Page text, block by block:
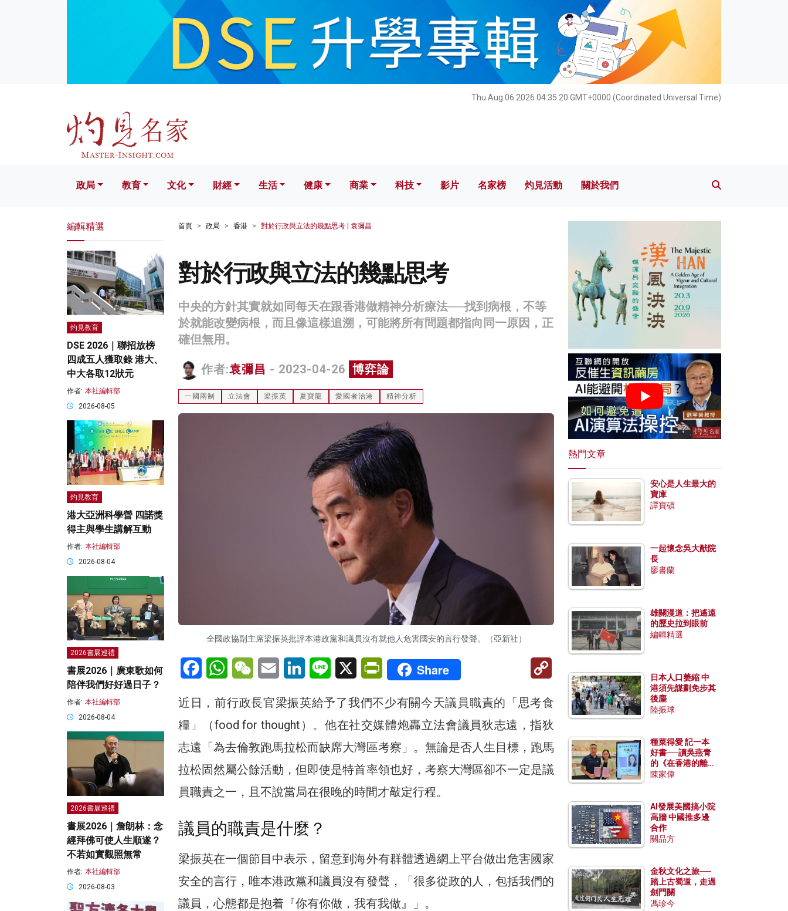
Thu Aug 06 2026 04:35:22 GMT+0000 (Coordinated Universal Time)
文化 財經 生活 健康 科技 影片 名家榜 灼見活動 關於我們
政局 教育 文化 財經 生活 健康 商業 科技 影片 名家榜 灼見活動 關於我們
首頁 政局 香港 對於行政與立法的幾點思考 | 袁彌昌
對於行政與立法的幾點思考
中央的方針其實就如同每天在跟香港做精神分析療法──找到病根，不等
於就能改變病根，而且像這樣追溯，可能將所有問題都指向同一原因，正
確但無用。
作者:袁彌昌 - 2023-04-26 博弈論
一國兩制 立法會 梁振英 夏寶龍 愛國者治港 精神分析
全國政協副主席梁振英批評本港政黨和議員沒有就他人危害國安的言行發聲。（亞新社）
FacebookWhatsAppWeChatEmail LinkedInLine X PrintFriendly
Share
近日，前行政長官梁振英給予了我們不少有關今天議員職責的「思考食
糧」（food for thought）。他在社交媒體炮轟立法會議員狄志遠，指狄
志遠「為去倫敦跑馬拉松而缺席大灣區考察」。無論是否人生目標，跑馬
拉松固然屬公餘活動，但即使是特首率領也好，考察大灣區卻不一定是議
員職責之一，且不說當局在很晚的時間才敲定行程。
議員的職責是什麼？
梁振英在一個節目中表示，留意到海外有群體透過網上平台做出危害國家
安全的言行，唯本港政黨和議員沒有發聲，「很多從政的人，包括我們的
議員，心態都是抱着『你有你做，我有我做』」。
編輯精選
灼見教育
DSE 2026｜聯招放榜
四成五人獲取錄 港大、
中大各取12狀元
作者: 本社編輯部
2026-08-05
灼見教育
港大亞洲科學營 四諾獎
得主與學生講解互動
作者: 本社編輯部
2026-08-04
2026書展巡禮
書展2026｜廣東歌如何
陪伴我們好好過日子？
作者: 本社編輯部
2026-08-04
2026書展巡禮
書展2026｜詹朗林：念
經拜佛可使人生順遂？
不若如實觀照無常
作者: 本社編輯部
2026-08-03
熱門文章
安心是人生最大的
寶庫
譚寶碩
一起懷念吳大猷院
長
廖書蘭
雄關漫道：把遙遠
的歷史拉到眼前
編輯精選
日本人口萎縮 中
港須先謀劃免步其
後塵
陸振球
種菜得愛 記一本
好書──讀吳燕青
的《在香港的離島
種菜》
陳家偉
AI發展美國搞小院
高牆 中國推多邊
合作
關品方
金秋文化之旅──
踏上古蜀道，走過
劍門關
馮珍今